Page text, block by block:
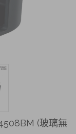
(玻璃無